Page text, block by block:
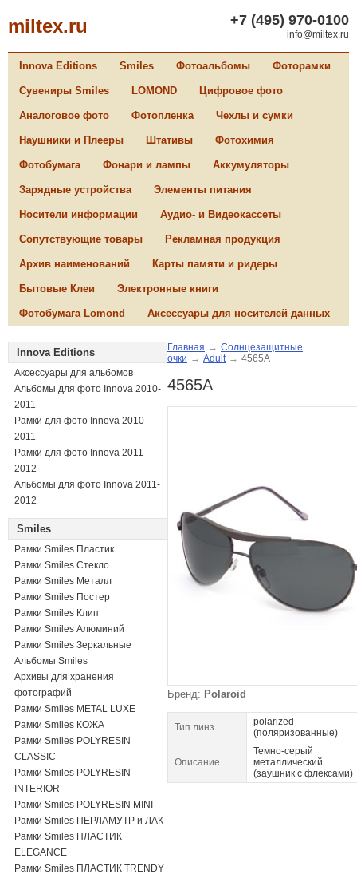
miltex.ru +7 (495) 970-0100
info@miltex.ru
Innova Editions Smiles Фотоальбомы Фоторамки
Сувениры Smiles LOMOND Цифровое фото
Аналоговое фото Фотопленка Чехлы и сумки
Наушники и Плееры Штативы Фотохимия
Фотобумага Фонари и лампы Аккумуляторы
Зарядные устройства Элементы питания
Носители информации Аудио- и Видеокассеты
Сопутствующие товары Рекламная продукция
Архив наименований Карты памяти и ридеры
Бытовые Клеи Электронные книги
Фотобумага Lomond Аксессуары для носителей данных
Innova Editions
Аксессуары для альбомов
Альбомы для фото Innova 2010-
2011
Рамки для фото Innova 2010-
2011
Рамки для фото Innova 2011-
2012
Альбомы для фото Innova 2011-
2012
Smiles
Рамки Smiles Пластик
Рамки Smiles Стекло
Рамки Smiles Металл
Рамки Smiles Постер
Рамки Smiles Клип
Рамки Smiles Алюминий
Рамки Smiles Зеркальные
Альбомы Smiles
Архивы для хранения
фотографий
Рамки Smiles METAL LUXE
Рамки Smiles КОЖА
Рамки Smiles POLYRESIN
CLASSIC
Рамки Smiles POLYRESIN
INTERIOR
Рамки Smiles POLYRESIN MINI
Рамки Smiles ПЕРЛАМУТР и ЛАК
Рамки Smiles ПЛАСТИК
ELEGANCE
Рамки Smiles ПЛАСТИК TRENDY
Главная → Солнцезащитные
очки → Adult → 4565A
4565A
Бренд: Polaroid
Тип линз
polarized
(поляризованные)
Описание
Темно-серый
металлический
(заушник с флексами)